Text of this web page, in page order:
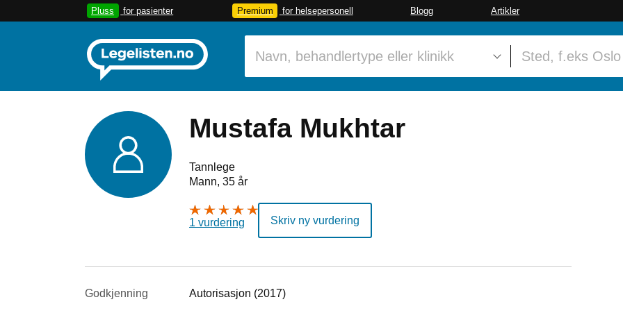
Pluss for pasienter Premium for helsepersonell Blogg Artikler
Mustafa Mukhtar
Tannlege
Mann, 35 år
1 vurdering Skriv ny vurdering
Godkjenning Autorisasjon (2017)